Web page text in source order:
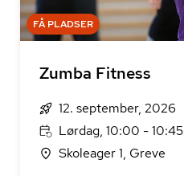
FÅ PLADSER
Zumba Fitness
12. september, 2026
Lørdag, 10:00 - 10:45
Skoleager 1, Greve